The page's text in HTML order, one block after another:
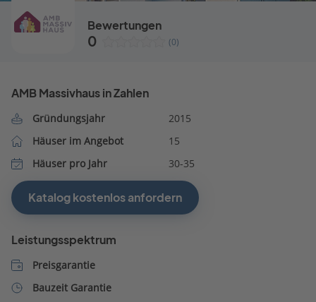
Bewertungen
0 (0)
AMB Massivhaus in Zahlen
Gründungsjahr
2015
Häuser im Angebot
15
Häuser pro Jahr
30-35
Katalog kostenlos anfordern
Leistungsspektrum
Preisgarantie
Bauzeit Garantie